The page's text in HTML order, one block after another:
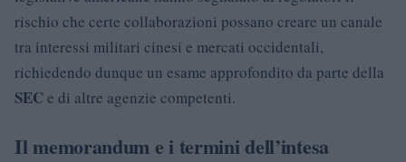
rischio che certe collaborazioni possano creare un canale
tra interessi militari cinesi e mercati occidentali,
richiedendo dunque un esame approfondito da parte della
SEC e di altre agenzie competenti.
Il memorandum e i termini dell’intesa